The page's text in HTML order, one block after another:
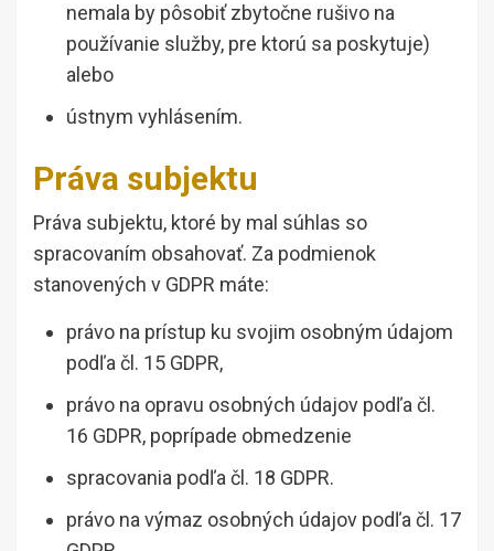
nemala by pôsobiť zbytočne rušivo na
používanie služby, pre ktorú sa poskytuje)
alebo
ústnym vyhlásením.
Práva subjektu
Práva subjektu, ktoré by mal súhlas so
spracovaním obsahovať. Za podmienok
stanovených v GDPR máte:
právo na prístup ku svojim osobným údajom
podľa čl. 15 GDPR,
právo na opravu osobných údajov podľa čl.
16 GDPR, poprípade obmedzenie
spracovania podľa čl. 18 GDPR.
právo na výmaz osobných údajov podľa čl. 17